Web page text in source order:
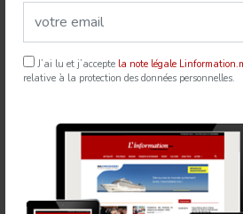
J’ai lu et j’accepte la note légale
relative à la protection des données personnelles.
mapexpress.ma